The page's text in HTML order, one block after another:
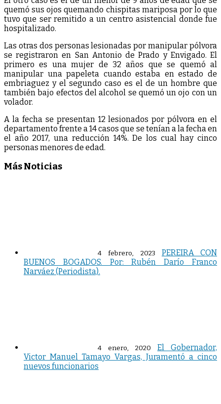
quemó sus ojos quemando chispitas mariposa por lo que
tuvo que ser remitido a un centro asistencial donde fue
hospitalizado.
Las otras dos personas lesionadas por manipular pólvora
se registraron en San Antonio de Prado y Envigado. El
primero es una mujer de 32 años que se quemó al
manipular una papeleta cuando estaba en estado de
embriaguez y el segundo caso es el de un hombre que
también bajo efectos del alcohol se quemó un ojo con un
volador.
A la fecha se presentan 12 lesionados por pólvora en el
departamento frente a 14 casos que se tenían a la fecha en
el año 2017, una reducción 14%. De los cual hay cinco
personas menores de edad.
Más Noticias
4 febrero, 2023
PEREIRA CON
BUENOS BOGADOS. Por: Rubén Darío Franco
Narváez (Periodista).
4 enero, 2020
El Gobernador,
Victor Manuel Tamayo Vargas, Juramentó a cinco
nuevos funcionarios